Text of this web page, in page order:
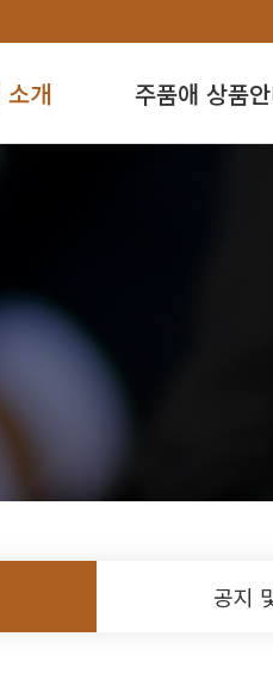
소개 주품애 상품
공지